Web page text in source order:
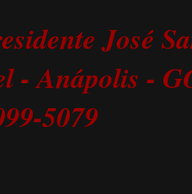
José
- Anápolis -
5079